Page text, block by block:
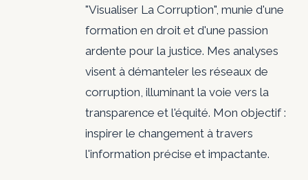
"Visualiser La Corruption", munie d'une
formation en droit et d'une passion
ardente pour la justice. Mes analyses
visent à démanteler les réseaux de
corruption, illuminant la voie vers la
transparence et l'équité. Mon objectif :
inspirer le changement à travers
l'information précise et impactante.